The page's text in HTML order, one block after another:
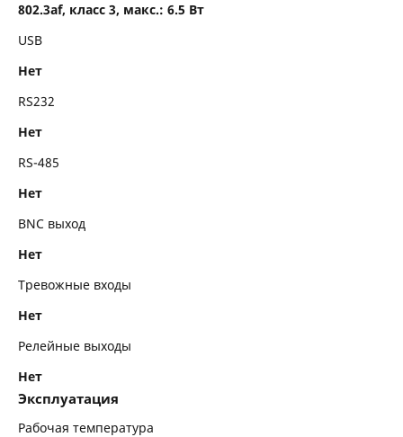
802.3af, класс 3, макс.: 6.5 Вт
USB
Нет
RS232
Нет
RS-485
Нет
BNC выход
Нет
Тревожные входы
Нет
Релейные выходы
Нет
Эксплуатация
Рабочая температура